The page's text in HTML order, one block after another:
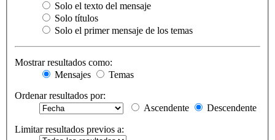
Solo el texto del mensaje
Solo títulos
Solo el primer mensaje de los temas
Mostrar resultados como:
Mensajes
Temas
Ordenar resultados por:
Ascendente
Descendente
Limitar resultados previos a: